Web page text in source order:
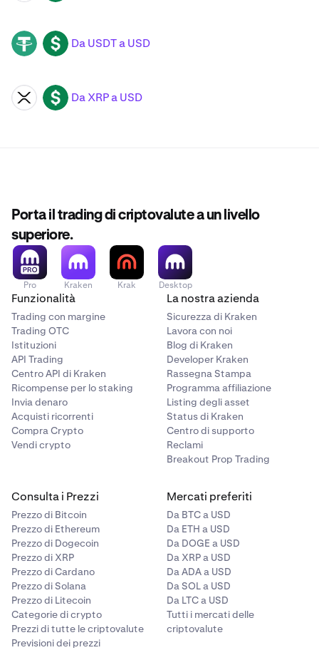
USDT USD Da USDT a USD
XRP USD Da XRP a USD
Porta il trading di criptovalute a un livello
superiore.
Pro Kraken Krak Desktop
Funzionalità
Trading con margine
Trading OTC
Istituzioni
API Trading
Centro API di Kraken
Ricompense per lo staking
Invia denaro
Acquisti ricorrenti
Compra Crypto
Vendi crypto
La nostra azienda
Sicurezza di Kraken
Lavora con noi
Blog di Kraken
Developer Kraken
Rassegna Stampa
Programma affiliazione
Listing degli asset
Status di Kraken
Centro di supporto
Reclami
Breakout Prop Trading
Consulta i Prezzi
Prezzo di Bitcoin
Prezzo di Ethereum
Prezzo di Dogecoin
Prezzo di XRP
Prezzo di Cardano
Prezzo di Solana
Prezzo di Litecoin
Categorie di crypto
Prezzi di tutte le criptovalute
Previsioni dei prezzi
Mercati preferiti
Da BTC a USD
Da ETH a USD
Da DOGE a USD
Da XRP a USD
Da ADA a USD
Da SOL a USD
Da LTC a USD
Tutti i mercati delle
criptovalute